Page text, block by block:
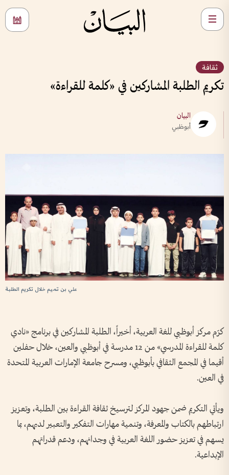
ثقافة
تكريم الطلبة المشاركين في «كلمة للقراءة»
البيان
أبوظبي
علي بن تميم خلال تكريم الطلبة
كرّم مركز أبوظبي للغة العربية، أخيراً، الطلبة المشاركين في برنامج «نادي
كلمة للقراءة المدرسي» من 12 مدرسة في أبوظبي والعين، خلال حفلين
أقيما في المجمع الثقافي بأبوظبي، ومسرح جامعة الإمارات العربية المتحدة
في العين.
ويأتي التكريم ضمن جهود المركز لترسيخ ثقافة القراءة بين الطلبة، وتعزيز
ارتباطهم بالكتاب والمعرفة، وتنمية مهارات التفكير والتعبير لديهم، بما
يسهم في تعزيز حضور اللغة العربية في وجدانهم، ودعم قدراتهم
الإبداعية.